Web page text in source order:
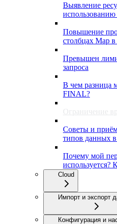
Выявление
Повышение
столбцах Map
Превышен
запроса
В чем разница
FINAL?
Ограничение
Советы и
типов данных
Почему мой
используется?
Cloud
Импорт и экспорт
Конфигурация и